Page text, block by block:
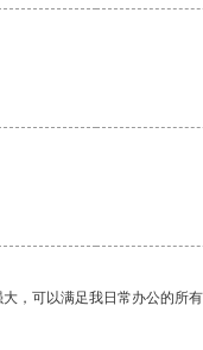
可以满足我日常办公的所